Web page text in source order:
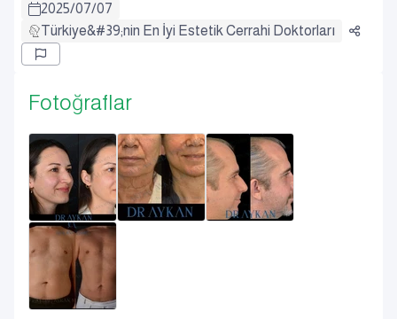
2025/07/07
Türkiye&#39;nin En İyi Estetik Cerrahi Doktorları
Fotoğraflar